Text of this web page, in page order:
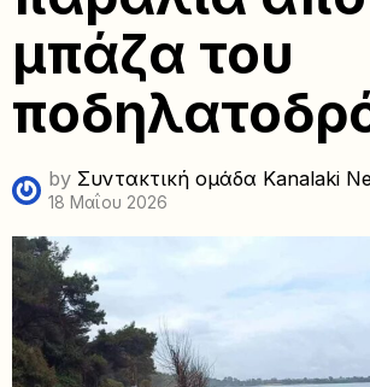
μπάζα του
by Συντακτική ομάδα Kanalaki
18 Μαΐου 2026